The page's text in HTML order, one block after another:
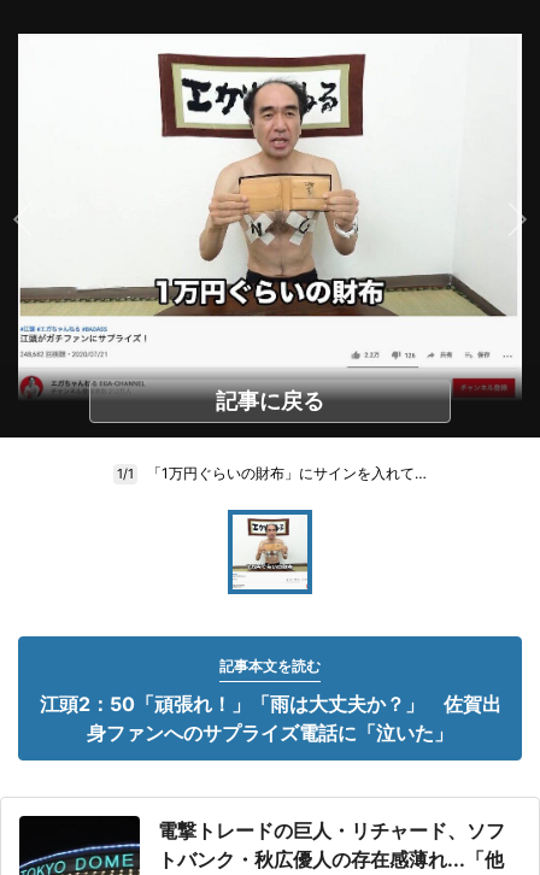
記事に戻る
1/1 「1万円ぐらいの財布」にサインを入れて…
記事本文を読む
江頭2：50「頑張れ！」「雨は大丈夫か？」 佐賀出
身ファンへのサプライズ電話に「泣いた」
電撃トレードの巨人・リチャード、ソフ
トバンク・秋広優人の存在感薄れ...「他